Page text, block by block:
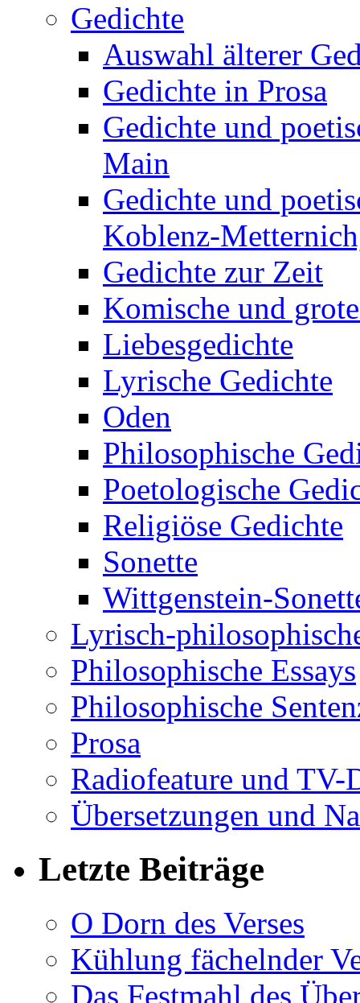
Gedichte
Auswahl älterer
Gedichte in Prosa
Gedichte und
Main
Gedichte und
Koblenz-
Gedichte zur Zeit
Komische und
Liebesgedichte
Lyrische Gedichte
Oden
Philosophische
Poetologische
Religiöse Gedichte
Sonette
Wittgenstein-
Lyrisch-
Philosophische Essays
Philosophische
Prosa
Radiofeature und TV-
Übersetzungen und
Letzte Beiträge
O Dorn des Verses
Kühlung fächelnder
Das Festmahl des